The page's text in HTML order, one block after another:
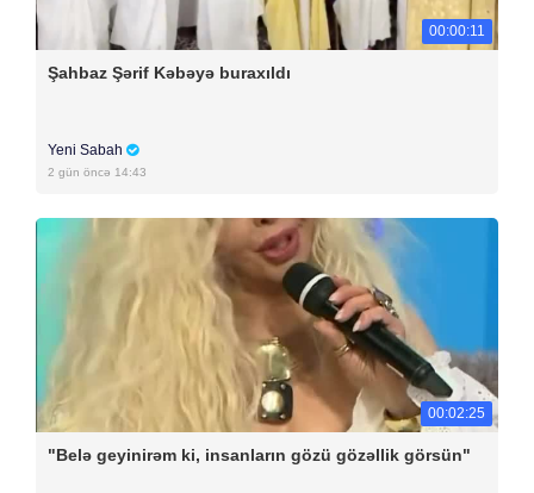
00:00:11
Şahbaz Şərif Kəbəyə buraxıldı
Yeni Sabah
2 gün öncə 14:43
00:02:25
"Belə geyinirəm ki, insanların gözü gözəllik görsün"